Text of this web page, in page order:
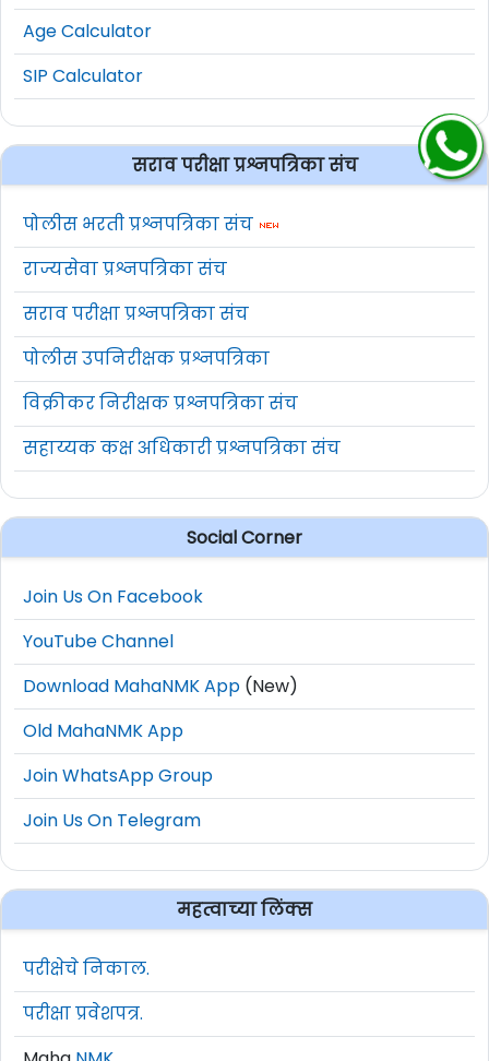
Age Calculator
SIP Calculator
सराव परीक्षा प्रश्नपत्रिका संच
पोलीस भरती प्रश्नपत्रिका संच
राज्यसेवा प्रश्नपत्रिका संच
सराव परीक्षा प्रश्नपत्रिका संच
पोलीस उपनिरीक्षक प्रश्नपत्रिका
विक्रीकर निरीक्षक प्रश्नपत्रिका संच
सहाय्यक कक्ष अधिकारी प्रश्नपत्रिका संच
Social Corner
Join Us On Facebook
YouTube Channel
Download MahaNMK App (New)
Old MahaNMK App
Join WhatsApp Group
Join Us On Telegram
महत्वाच्या लिंक्स
परीक्षेचे निकाल.
परीक्षा प्रवेशपत्र.